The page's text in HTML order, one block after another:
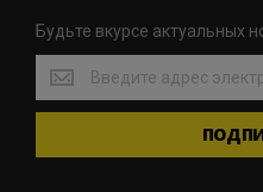
Будьте вкурсе актуальных
Будьте
вкурсе
актуальных
и